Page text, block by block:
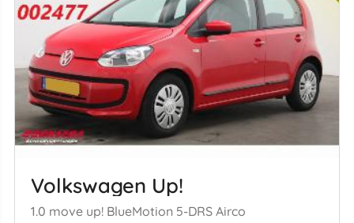
Volkswagen Up!
1.0 move up! BlueMotion 5-DRS Airco